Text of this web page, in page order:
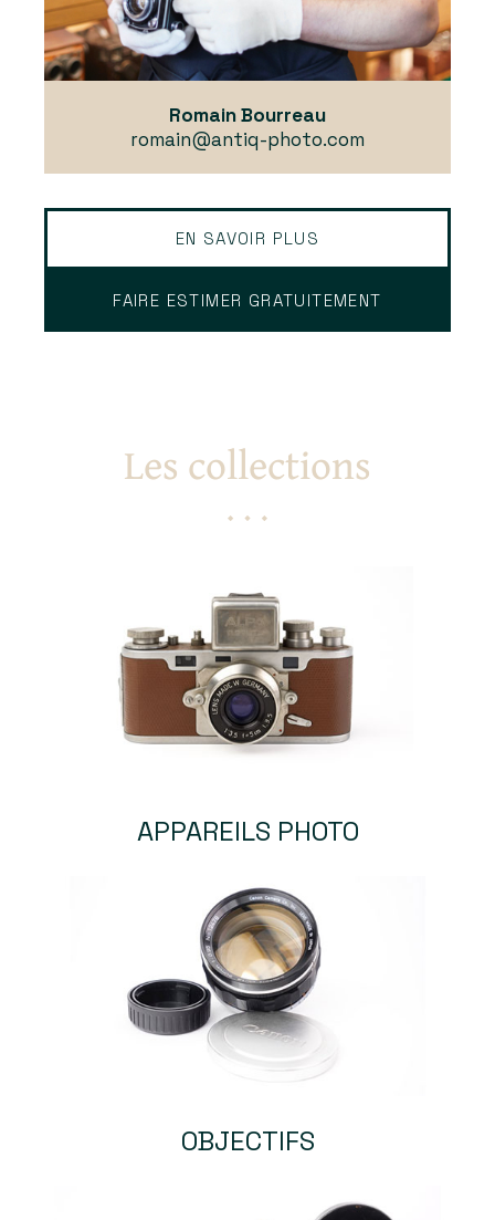
Romain Bourreau
romain@antiq-photo.com
EN SAVOIR PLUS
FAIRE ESTIMER GRATUITEMENT
Les collections
APPAREILS PHOTO
OBJECTIFS